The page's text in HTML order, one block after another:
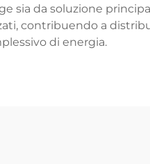
sia da soluzione
contribuendo a
di energia.